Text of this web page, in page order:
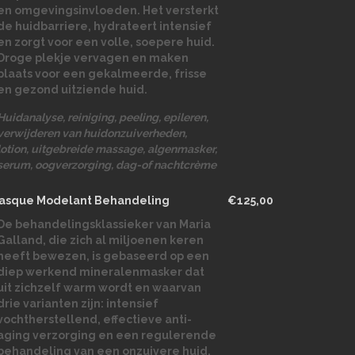
omgevingsinvloeden. Het versterkt
huidbarriere, hydrateert intensief
zorgt voor een volle, soepere huid.
plekje vervagen en maken
voor een gekalmeerde, frisse
gezond uitziende huid.
reiniging, peeling, epileren,
van huidonzuiverheden,
uitgebreide massage, algenmasker,
oogverzorging, dag-of nachtcrème
Modelant Behandeling
€125,00
behandelingsklassieker van Maria
die zich al miljoenen keren
bewezen, is gebaseerd op een
werkend mineralenmasker dat
zichzelf warm wordt en waarvan
varianten zijn: intensief
effectieve anti-
verzorging en een regulerende
van een onzuivere huid.